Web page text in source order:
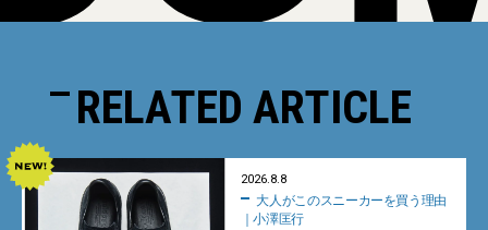
RELATED ARTICLE
2026.8.8
｜小澤匡行